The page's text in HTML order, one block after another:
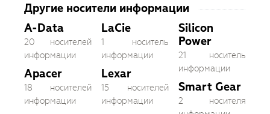
Другие носители информации
A-Data
20 носителей
информации
Apacer
18 носителей
информации
LaCie
1 носитель
информации
Lexar
15 носителей
информации
Silicon
Power
21 носитель
информации
Smart Gear
2 носителя